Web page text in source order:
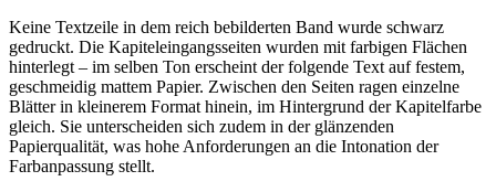
Keine Textzeile in dem reich bebilderten Band wurde schwarz
gedruckt. Die Kapiteleingangsseiten wurden mit farbigen Flächen
hinterlegt – im selben Ton erscheint der folgende Text auf festem,
geschmeidig mattem Papier. Zwischen den Seiten ragen einzelne
Blätter in kleinerem Format hinein, im Hintergrund der Kapitelfarbe
gleich. Sie unterscheiden sich zudem in der glänzenden
Papierqualität, was hohe Anforderungen an die Intonation der
Farbanpassung stellt.